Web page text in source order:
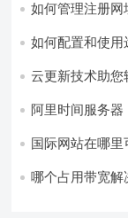
如何管理注册网
如何配置和使用
云更新技术助
阿里时间服务
国际网站在哪里
哪个占用带宽解